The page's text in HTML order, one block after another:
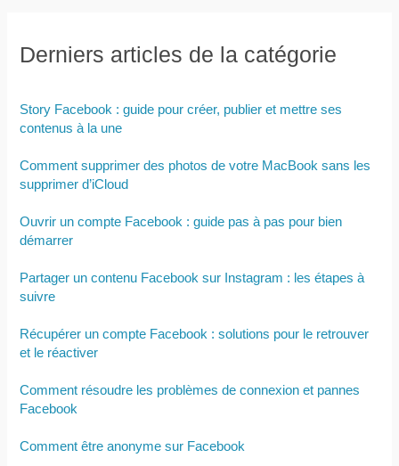
Derniers articles de la catégorie
Story Facebook : guide pour créer, publier et mettre ses
contenus à la une
Comment supprimer des photos de votre MacBook sans les
supprimer d’iCloud
Ouvrir un compte Facebook : guide pas à pas pour bien
démarrer
Partager un contenu Facebook sur Instagram : les étapes à
suivre
Récupérer un compte Facebook : solutions pour le retrouver
et le réactiver
Comment résoudre les problèmes de connexion et pannes
Facebook
Comment être anonyme sur Facebook